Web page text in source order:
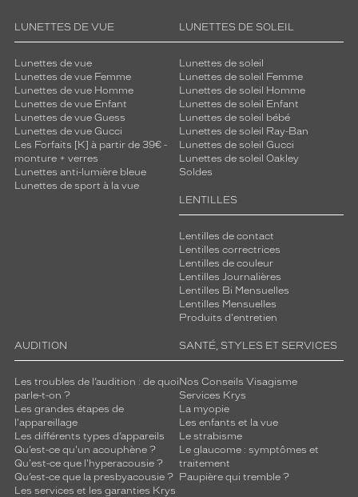
LUNETTES DE VUE
Lunettes de vue
Lunettes de vue Femme
Lunettes de vue Homme
Lunettes de vue Enfant
Lunettes de vue Guess
Lunettes de vue Gucci
Les Forfaits [K] à partir de 39€ -
monture + verres
Lunettes anti-lumière bleue
Lunettes de sport à la vue
LUNETTES DE SOLEIL
Lunettes de soleil
Lunettes de soleil Femme
Lunettes de soleil Homme
Lunettes de soleil Enfant
Lunettes de soleil bébé
Lunettes de soleil Ray-Ban
Lunettes de soleil Gucci
Lunettes de soleil Oakley
Soldes
LENTILLES
Lentilles de contact
Lentilles correctrices
Lentilles de couleur
Lentilles Journalières
Lentilles Bi Mensuelles
Lentilles Mensuelles
Produits d'entretien
AUDITION
Les troubles de l’audition : de quoi
parle-t-on ?
Les grandes étapes de
l'appareillage
Les différents types d’appareils
Qu’est-ce qu'un acouphène ?
Qu'est-ce que l'hyperacousie ?
Qu’est-ce que la presbyacousie ?
Les services et les garanties Krys
SANTÉ, STYLES ET SERVICES
Nos Conseils Visagisme
Services Krys
La myopie
Les enfants et la vue
Le strabisme
Le glaucome : symptômes et
traitement
Paupière qui tremble ?